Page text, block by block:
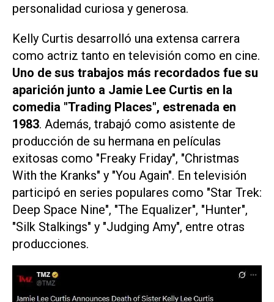
personalidad curiosa y generosa.
Kelly Curtis desarrolló una extensa carrera
como actriz tanto en televisión como en cine.
Uno de sus trabajos más recordados fue su
aparición junto a Jamie Lee Curtis en la
comedia "Trading Places", estrenada en
1983. Además, trabajó como asistente de
producción de su hermana en películas
exitosas como "Freaky Friday", "Christmas
With the Kranks" y "You Again". En televisión
participó en series populares como "Star Trek:
Deep Space Nine", "The Equalizer", "Hunter",
"Silk Stalkings" y "Judging Amy", entre otras
producciones.